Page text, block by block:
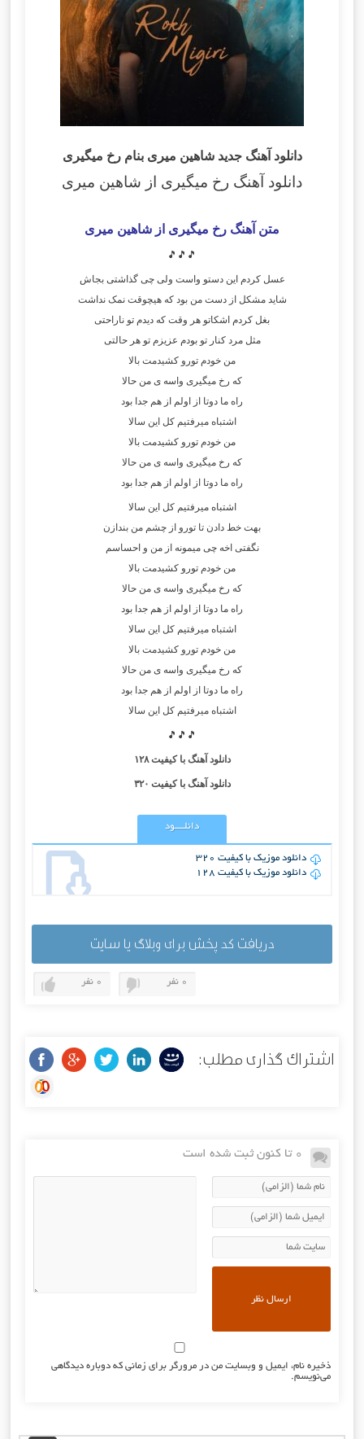
دانلود آهنگ جدید شاهین میری بنام رخ میگیری
دانلود آهنگ رخ میگیری از شاهین میری
متن آهنگ رخ میگیری از شاهین میری
🎵🎵🎵
عسل کردم این دستو واست ولی چی گذاشتی بجاش
شاید مشکل از دست من بود که هیچوقت نمک نداشت
بغل کردم اشکاتو هر وقت که دیدم تو ناراحتی
مثل مرد کنار تو بودم عزیزم تو هر حالتی
من خودم تورو کشیدمت بالا
که رخ میگیری واسه ی من حالا
راه ما دوتا از اولم از هم جدا بود
اشتباه میرفتیم کل این سالا
من خودم تورو کشیدمت بالا
که رخ میگیری واسه ی من حالا
راه ما دوتا از اولم از هم جدا بود
اشتباه میرفتیم کل این سالا
بهت خط دادن تا تورو از چشم من بندازن
نگفتی اخه چی میمونه از من و احساسم
من خودم تورو کشیدمت بالا
که رخ میگیری واسه ی من حالا
راه ما دوتا از اولم از هم جدا بود
اشتباه میرفتیم کل این سالا
من خودم تورو کشیدمت بالا
که رخ میگیری واسه ی من حالا
راه ما دوتا از اولم از هم جدا بود
اشتباه میرفتیم کل این سالا
🎵🎵🎵
دانلود آهنگ با کیفیت ۱۲۸
دانلود آهنگ با کیفیت ۳۲۰
دانلــــود
دانلود موزیک با کیفیت 320
دانلود موزیک با کیفیت 128
دریافت کد پخش برای وبلاگ یا سایت
0 نفر 0 نفر
اشتراک گذاری مطلب:
0 تا کنون ثبت شده است
ذخیره نام، ایمیل و وبسایت من در مرورگر برای زمانی که دوباره دیدگاهی
می‌نویسم.